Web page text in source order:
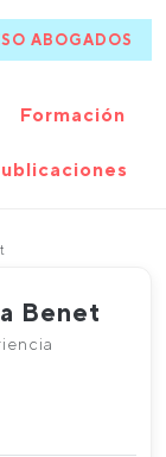
ABOGADOS
Formación
Benet